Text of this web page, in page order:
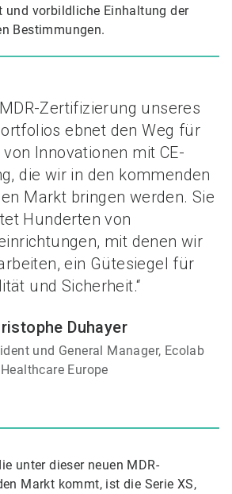
und vorbildliche Einhaltung der
Bestimmungen.
Zertifizierung unseres
ebnet den Weg für
von Innovationen mit CE-
die wir in den kommenden
Markt bringen werden. Sie
Hunderten von
mit denen wir
ein Gütesiegel für
und Sicherheit.“
Duhayer
und General Manager, Ecolab
Healthcare Europe
unter dieser neuen MDR-
Markt kommt, ist die Serie XS,